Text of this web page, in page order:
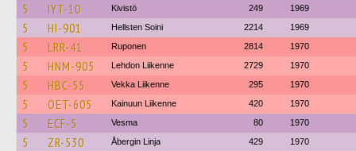
5 IYT-10 Kivistö 249 1969
5 HI-901 Hellsten Soini 2214 1969
5 LRR-41 Ruponen 2814 1970
5 HNM-905 Lehdon Liikenne 2729 1970
5 HBC-55 Vekka Liikenne 295 1970
5 OET-605 Kainuun Liikenne 420 1970
5 ECF-5 Vesma 80 1970
5 ZR-530 Åbergin Linja 429 1970